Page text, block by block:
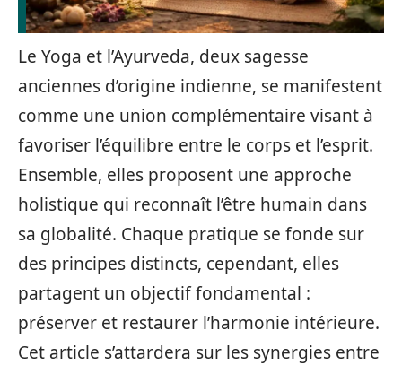
Le Yoga et l’Ayurveda, deux sagesse
anciennes d’origine indienne, se manifestent
comme une union complémentaire visant à
favoriser l’équilibre entre le corps et l’esprit.
Ensemble, elles proposent une approche
holistique qui reconnaît l’être humain dans
sa globalité. Chaque pratique se fonde sur
des principes distincts, cependant, elles
partagent un objectif fondamental :
préserver et restaurer l’harmonie intérieure.
Cet article s’attardera sur les synergies entre